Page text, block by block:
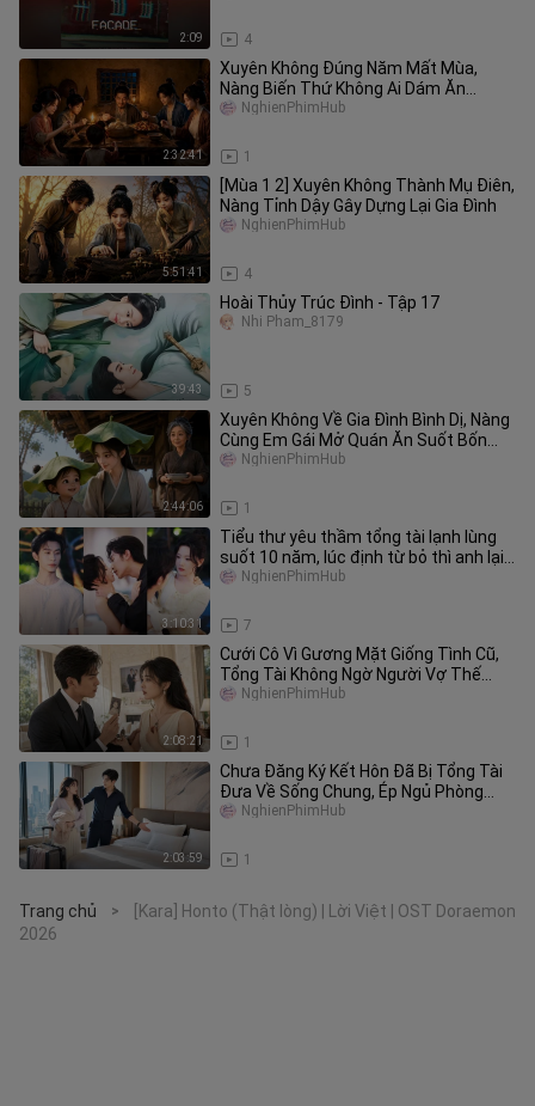
2:09 4
2:32:41
Xuyên Không Đúng Năm Mất Mùa,
Nàng Biến Thứ Không Ai Dám Ăn
Thành Mỏ Vàng
1
NghienPhimHub
5:51:41
[Mùa 1 2] Xuyên Không Thành Mụ Điên,
Nàng Tỉnh Dậy Gây Dựng Lại Gia Đình
4
NghienPhimHub
39:43
Hoài Thủy Trúc Đình - Tập 17
5
Nhi Pham_8179
2:44:06
Xuyên Không Về Gia Đình Bình Dị, Nàng
Cùng Em Gái Mở Quán Ăn Suốt Bốn
Mùa
1
NghienPhimHub
3:10:31
Tiểu thư yêu thầm tổng tài lạnh lùng
suốt 10 năm, lúc định từ bỏ thì anh lại
điên cuồng theo đuổi
7
NghienPhimHub
2:08:21
Cưới Cô Vì Gương Mặt Giống Tình Cũ,
Tổng Tài Không Ngờ Người Vợ Thế
Thân Là Bạch Nguyệt Quang Thật
1
NghienPhimHub
2:03:59
Chưa Đăng Ký Kết Hôn Đã Bị Tổng Tài
Đưa Về Sống Chung, Ép Ngủ Phòng
Chính Và Dùng Chung Một Giường
1
NghienPhimHub
Trang chủ >
[Kara] Honto (Thật lòng) | Lời Việt | OST Doraemon
2026